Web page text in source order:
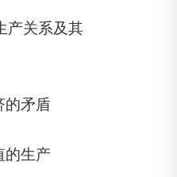
产关系及其
的矛盾
的生产